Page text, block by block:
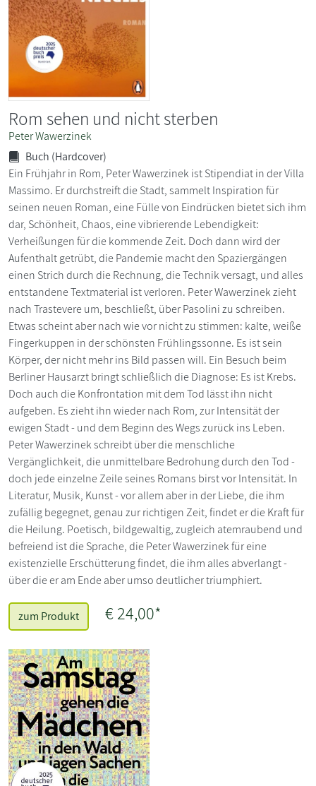
Rom sehen und nicht sterben
Peter Wawerzinek
Buch (Hardcover)
Ein Frühjahr in Rom, Peter Wawerzinek ist Stipendiat in der Villa
Massimo. Er durchstreift die Stadt, sammelt Inspiration für
seinen neuen Roman, eine Fülle von Eindrücken bietet sich ihm
dar, Schönheit, Chaos, eine vibrierende Lebendigkeit:
Verheißungen für die kommende Zeit. Doch dann wird der
Aufenthalt getrübt, die Pandemie macht den Spaziergängen
einen Strich durch die Rechnung, die Technik versagt, und alles
entstandene Textmaterial ist verloren. Peter Wawerzinek zieht
nach Trastevere um, beschließt, über Pasolini zu schreiben.
Etwas scheint aber nach wie vor nicht zu stimmen: kalte, weiße
Fingerkuppen in der schönsten Frühlingssonne. Es ist sein
Körper, der nicht mehr ins Bild passen will. Ein Besuch beim
Berliner Hausarzt bringt schließlich die Diagnose: Es ist Krebs.
Doch auch die Konfrontation mit dem Tod lässt ihn nicht
aufgeben. Es zieht ihn wieder nach Rom, zur Intensität der
ewigen Stadt - und dem Beginn des Wegs zurück ins Leben.
Peter Wawerzinek schreibt über die menschliche
Vergänglichkeit, die unmittelbare Bedrohung durch den Tod -
doch jede einzelne Zeile seines Romans birst vor Intensität. In
Literatur, Musik, Kunst - vor allem aber in der Liebe, die ihm
zufällig begegnet, genau zur richtigen Zeit, findet er die Kraft für
die Heilung. Poetisch, bildgewaltig, zugleich atemraubend und
befreiend ist die Sprache, die Peter Wawerzinek für eine
existenzielle Erschütterung findet, die ihm alles abverlangt -
über die er am Ende aber umso deutlicher triumphiert.
zum Produkt € 24,00*